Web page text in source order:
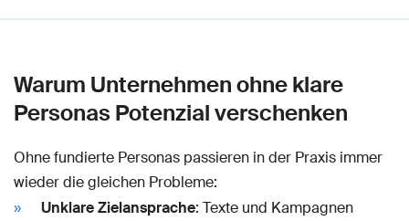
Warum Unternehmen ohne klare
Personas Potenzial verschenken
Ohne fundierte Personas passieren in der Praxis immer
wieder die gleichen Probleme:
Unklare Zielansprache: Texte und Kampagnen